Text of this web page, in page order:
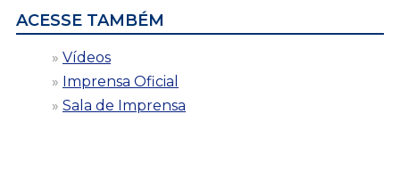
ACESSE TAMBÉM
Vídeos
Imprensa Oficial
Sala de Imprensa